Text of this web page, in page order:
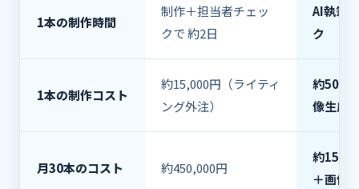
1本の制作時間
制作＋担当者チェッ
クで 約2日
AI執筆
ク
1本の制作コスト
約15,000円（ライティ
ング外注）
約500
像生成
月30本のコスト 約450,000円
約
＋画像